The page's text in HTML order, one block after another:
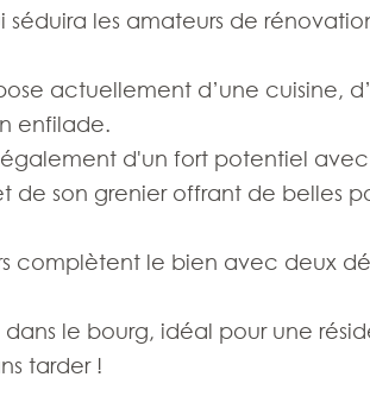
séduira les amateurs de
actuellement d’une cuisine,
enfilade.
également d'un fort potentiel
de son grenier offrant de belles
complètent le bien avec deux
dans le bourg, idéal pour une
tarder !